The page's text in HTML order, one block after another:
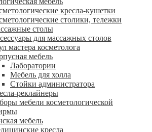
кресла-кушетки
столики, тележки
столы
для массажных столов
мастера косметолога
мебель
Лаборатории
Мебель для холла
Стойки администратора
реклайнеры
мебели косметологической
мебель
кресла